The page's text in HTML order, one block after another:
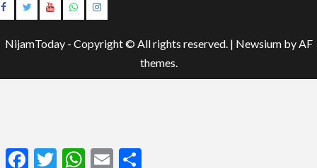
Instagram
NijamToday - Copyright © All rights reserved. | Newsiumby AF
themes.
FacebookTwitterWhatsApp
Email